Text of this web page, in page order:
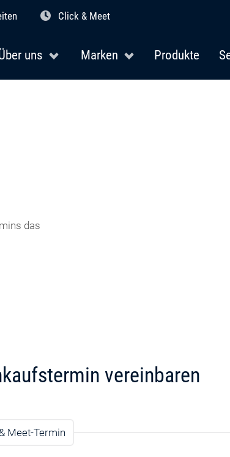
Click & Meet
uns Marken Produkte
das
vereinbaren
Meet-Termin